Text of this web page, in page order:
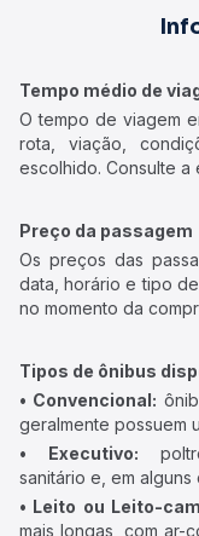
Tempo médio de
O tempo de viagem
rota, viação,
escolhido. Consulte a
Preço da passagem
Os preços das
data, horário e tipo
no momento da
Tipos de ônibus
• Convencional:
geralmente possuem
• Executivo:
sanitário e, em alguns
• Leito ou Leito-
mais longas, com ar-